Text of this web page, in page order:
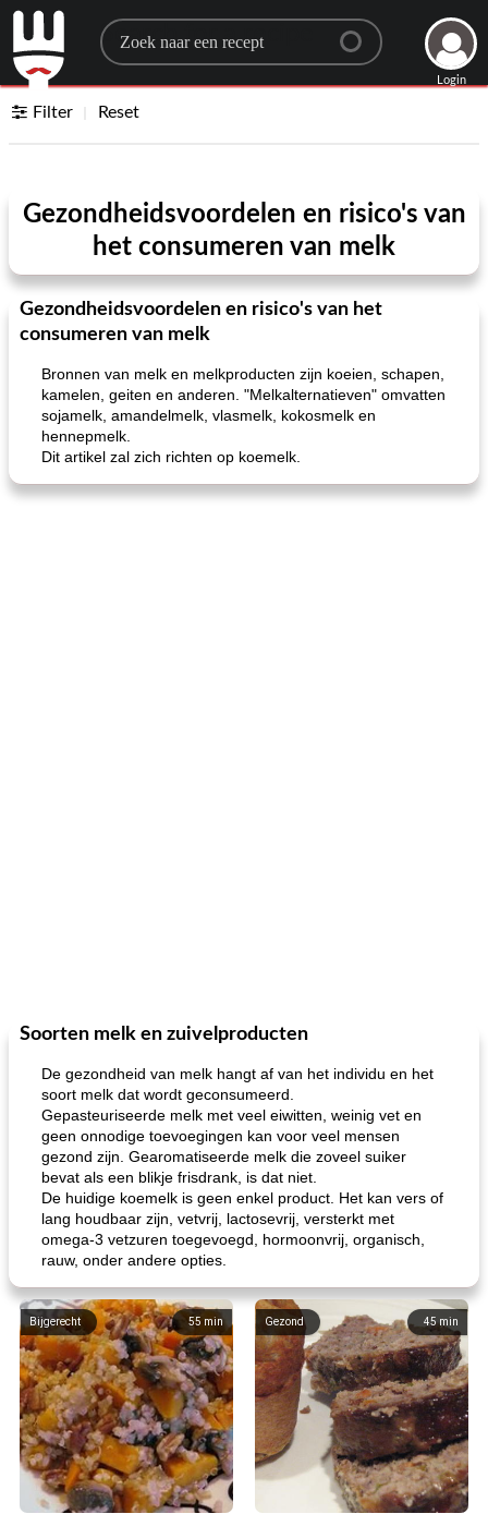
Search for a recipe
Login
Filter Reset
Gezondheidsvoordelen en risico's van
het consumeren van melk
Gezondheidsvoordelen en risico's van het
consumeren van melk
Bronnen van melk en melkproducten zijn koeien, schapen,
kamelen, geiten en anderen. "Melkalternatieven" omvatten
sojamelk, amandelmelk, vlasmelk, kokosmelk en
hennepmelk.
Dit artikel zal zich richten op koemelk.
Soorten melk en zuivelproducten
De gezondheid van melk hangt af van het individu en het
soort melk dat wordt geconsumeerd.
Gepasteuriseerde melk met veel eiwitten, weinig vet en
geen onnodige toevoegingen kan voor veel mensen
gezond zijn. Gearomatiseerde melk die zoveel suiker
bevat als een blikje frisdrank, is dat niet.
De huidige koemelk is geen enkel product. Het kan vers of
lang houdbaar zijn, vetvrij, lactosevrij, versterkt met
omega-3 vetzuren toegevoegd, hormoonvrij, organisch,
rauw, onder andere opties.
55 min
Bijgerecht 45min
Gezond